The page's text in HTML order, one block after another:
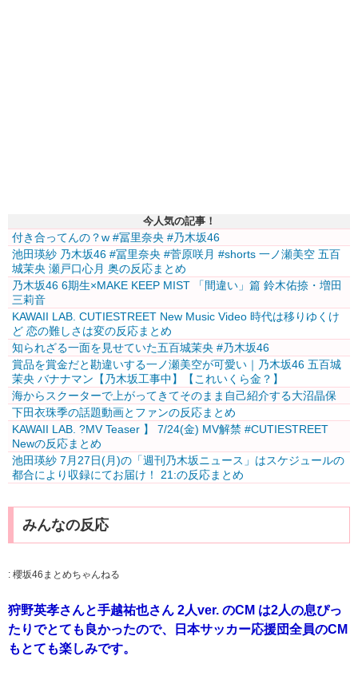
今人気の記事！
付き合ってんの？w #冨里奈央 #乃木坂46
池田瑛紗 乃木坂46 #冨里奈央 #菅原咲月 #shorts 一ノ瀬美空 五百
城茉央 瀬戸口心月 奥の反応まとめ
乃木坂46 6期生×MAKE KEEP MIST 「間違い」篇 鈴木佑捺・増田
三莉音
KAWAII LAB. CUTIESTREET New Music Video 時代は移りゆくけ
ど 恋の難しさは変の反応まとめ
知られざる一面を見せていた五百城茉央 #乃木坂46
賞品を賞金だと勘違いする一ノ瀬美空が可愛い｜乃木坂46 五百城
茉央 バナナマン【乃木坂工事中】【これいくら金？】
海からスクーターで上がってきてそのまま自己紹介する大沼晶保
下田衣珠季の話題動画とファンの反応まとめ
KAWAII LAB. ?MV Teaser️‍ 】 7/24(金) MV解禁 #CUTIESTREET
Newの反応まとめ
池田瑛紗 7月27日(月)の「週刊乃木坂ニュース」はスケジュールの
都合により収録にてお届け！ 21:の反応まとめ
みんなの反応
: 櫻坂46まとめちゃんねる
狩野英孝さんと手越祐也さん 2人ver. のCM は2人の息ぴっ
たりでとても良かったので、日本サッカー応援団全員のCM
もとても楽しみです。